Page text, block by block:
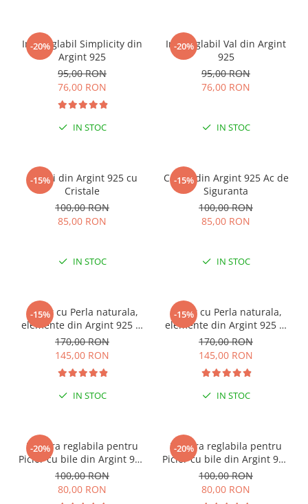
-20%
Inel reglabil Simplicity din
Argint 925
95,00 RON
76,00 RON
IN STOC
-20%
Inel reglabil Val din Argint
925
95,00 RON
76,00 RON
IN STOC
-15%
Cercei din Argint 925 cu
Cristale
100,00 RON
85,00 RON
IN STOC
-15%
Cercei din Argint 925 Ac de
Siguranta
100,00 RON
85,00 RON
IN STOC
-15%
Colier cu Perla naturala,
elemente din Argint 925 si
margele Miyuki, multicolor
170,00 RON
145,00 RON
IN STOC
-15%
Colier cu Perla naturala,
elemente din Argint 925 si
margele Miyuki, verde/kiwi
170,00 RON
145,00 RON
IN STOC
-20%
Bratara reglabila pentru
Picior cu bile din Argint 925
si margele Miyuki rosii
100,00 RON
80,00 RON
-20%
Bratara reglabila pentru
Picior cu bile din Argint 925
si margele Miyuki verzi
100,00 RON
80,00 RON